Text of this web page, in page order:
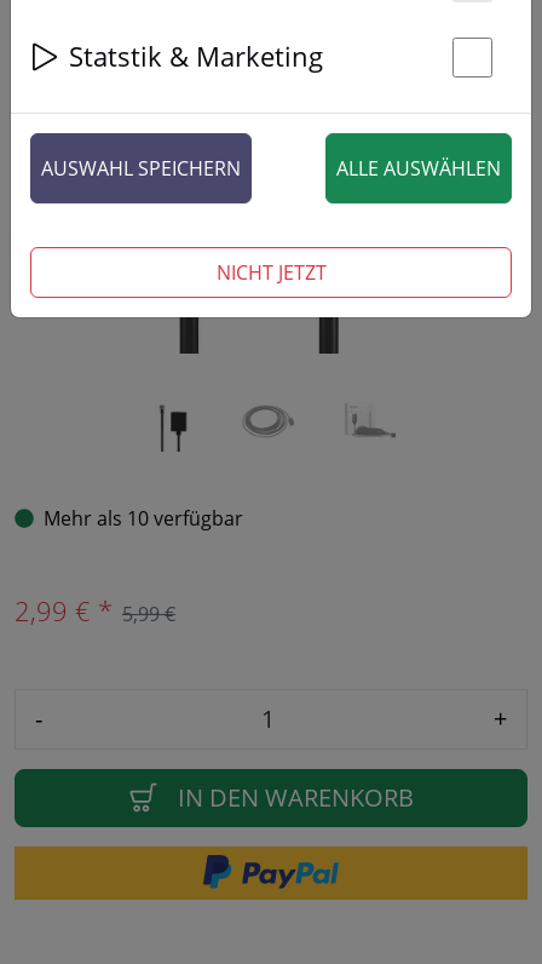
›
Mehr als 10 verfügbar
2,99 € * 5,99 €
- +
IN DEN WARENKORB
Statstik & Marketing
AUSWAHL SPEICHERN ALLE AUSWÄHLEN
NICHT JETZT